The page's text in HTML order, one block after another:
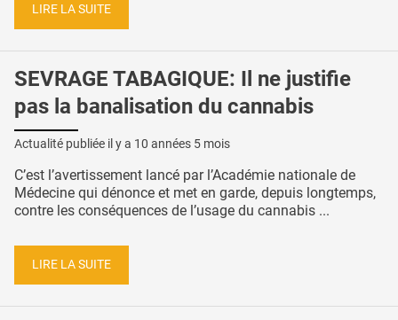
LIRE LA SUITE
SEVRAGE TABAGIQUE: Il ne justifie
pas la banalisation du cannabis
Actualité publiée il y a 10 années 5 mois
C’est l’avertissement lancé par l’Académie nationale de
Médecine qui dénonce et met en garde, depuis longtemps,
contre les conséquences de l’usage du cannabis ...
LIRE LA SUITE